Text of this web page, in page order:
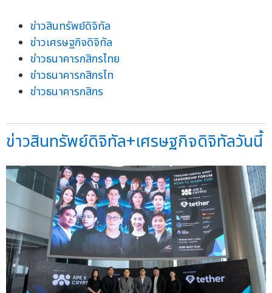
ข่าวสินทรัพย์ดิจิทัล
ข่าวเศรษฐกิจดิจิทัล
ข่าวธนาคารกสิกรไทย
ข่าวธนาคารกสิกรไท
ข่าวธนาคารกสิกร
ข่าวสินทรัพย์ดิจิทัล+เศรษฐกิจดิจิทัลวันนี้